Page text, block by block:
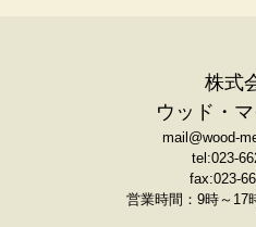
株式
ウッド・
mail@wood-
tel:023-
fax:023-
営業時間：9時～17